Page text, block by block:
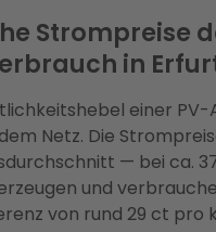
Strompreise
in
einer PV-
Netz. Die
— bei ca.
und
von rund 29 ct pro